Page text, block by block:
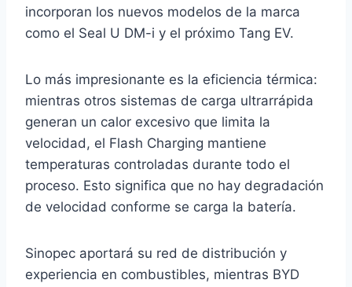
incorporan los nuevos modelos de la marca
como el Seal U DM-i y el próximo Tang EV.
Lo más impresionante es la eficiencia térmica:
mientras otros sistemas de carga ultrarrápida
generan un calor excesivo que limita la
velocidad, el Flash Charging mantiene
temperaturas controladas durante todo el
proceso. Esto significa que no hay degradación
de velocidad conforme se carga la batería.
Sinopec aportará su red de distribución y
experiencia en combustibles, mientras BYD